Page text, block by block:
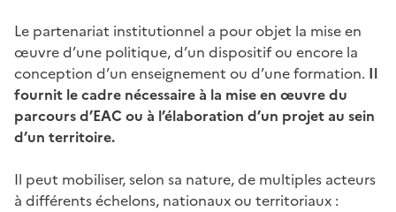
Le partenariat institutionnel a pour objet la mise en
œuvre d’une politique, d’un dispositif ou encore la
conception d’un enseignement ou d’une formation. Il
fournit le cadre nécessaire à la mise en œuvre du
parcours d’EAC ou à l’élaboration d’un projet au sein
d’un territoire.
Il peut mobiliser, selon sa nature, de multiples acteurs
à différents échelons, nationaux ou territoriaux :